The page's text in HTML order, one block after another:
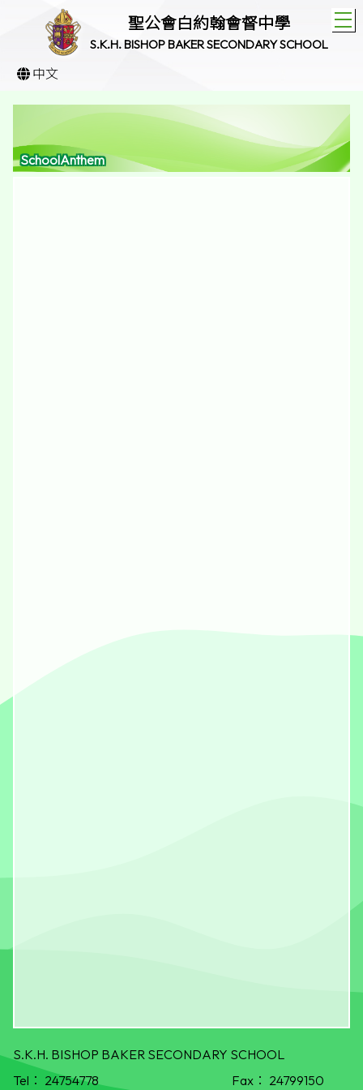
聖公會白約翰會督中學
S.K.H. BISHOP BAKER SECONDARY SCHOOL
中文
SchoolAnthem
S.K.H. BISHOP BAKER SECONDARY SCHOOL
Tel： 24754778 Fax： 24799150